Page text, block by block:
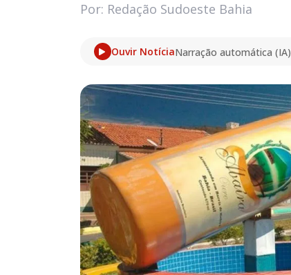
Por: Redação Sudoeste Bahia
Ouvir NotíciaNarração automática (IA)